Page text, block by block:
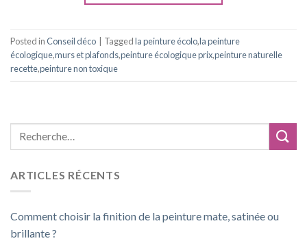
Posted inConseil déco Taggedla peinture écolo,la peinture
écologique,murs et plafonds,peinture écologique prix,peinture naturelle
recette,peinture non toxique
ARTICLES RÉCENTS
Comment choisir la finition de la peinture mate, satinée ou
brillante ?